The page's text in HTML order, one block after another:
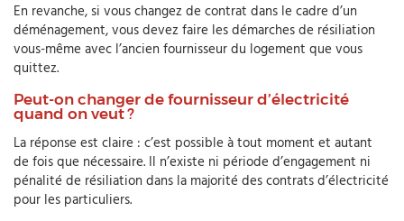
En revanche, si vous changez de contrat dans le cadre d’un
déménagement, vous devez faire les démarches de résiliation
vous-même avec l’ancien fournisseur du logement que vous
quittez.
Peut-on changer de fournisseur d’électricité
quand on veut ?
La réponse est claire : c’est possible à tout moment et autant
de fois que nécessaire. Il n’existe ni période d’engagement ni
pénalité de résiliation dans la majorité des contrats d’électricité
pour les particuliers.